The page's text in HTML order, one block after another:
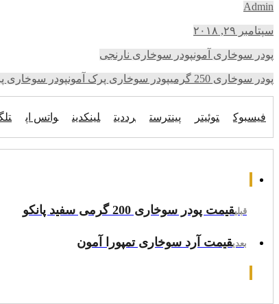
Admin
سپتامبر ۲۹, ۲۰۱۸
پودر سوخاری آمونپودر سوخاری نارنجی
پودر سوخاری 250 گرمی پودر سوخاری پرک آمونپودر سوخاری
فیسبوک توئیتر پینترست رددیت لینکدین واتس اپ
قبلیقیمت پودر سوخاری 200 گرمی سفید پانکو
بعدیقیمت آرد سوخاری تمپورا آمون